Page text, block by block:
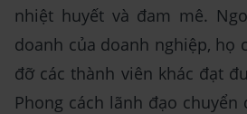
nhiệt huyết và đam mê.
doanh của doanh nghiệp, họ
đỡ các thành viên khác đạt
Phong cách lãnh đạo